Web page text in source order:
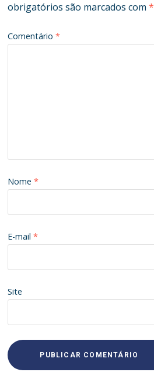
obrigatórios são marcados com*
Comentário*
Nome*
E-mail*
Site